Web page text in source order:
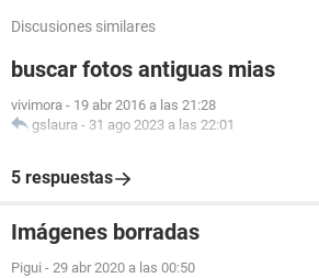
Discusiones similares
buscar fotos antiguas mias
vivimora - 19 abr 2016 a las 21:28
gslaura - 31 ago 2023 a las 22:01
5 respuestas
Imágenes borradas
Pigui - 29 abr 2020 a las 00:50